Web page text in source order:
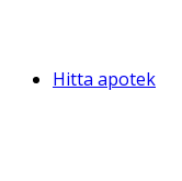
Hitta apotek